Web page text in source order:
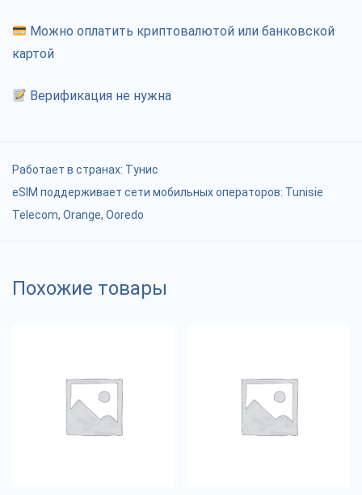
Можно оплатить криптовалютой или банковской
картой
Верификация не нужна
Работает в странах: Тунис
eSIM поддерживает сети мобильных операторов: Tunisie
Telecom, Orange, Ooredo
Похожие товары